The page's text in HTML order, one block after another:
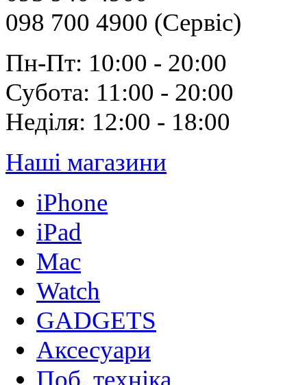
098 700 4900 (Сервіс)
Пн-Пт: 10:00 - 20:00
Субота: 11:00 - 20:00
Неділя: 12:00 - 18:00
Наші магазини
iPhone
iPad
Mac
Watch
GADGETS
Аксесуари
Поб. техніка